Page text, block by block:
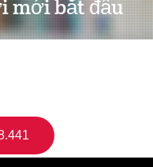
mới bắt đầu